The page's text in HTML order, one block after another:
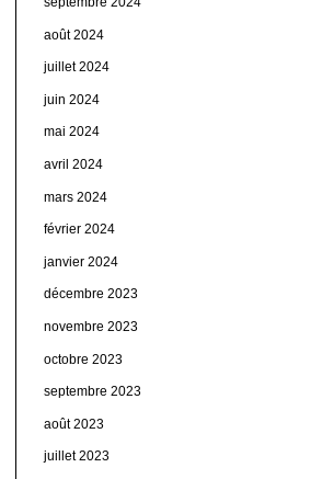
août 2024
juillet 2024
juin 2024
mai 2024
avril 2024
mars 2024
février 2024
janvier 2024
décembre 2023
novembre 2023
octobre 2023
septembre 2023
août 2023
juillet 2023